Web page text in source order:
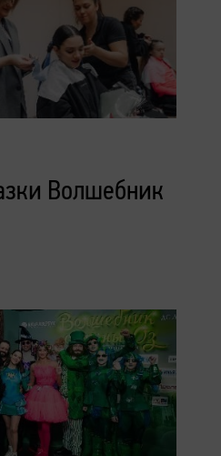
Волшебник